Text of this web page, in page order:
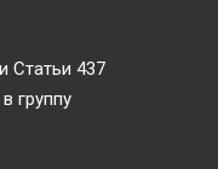
Статьи 437
группу